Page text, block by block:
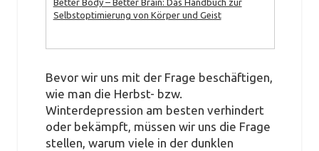
Selbstoptimierung von Körper und Geist
Bevor wir uns mit der Frage beschäftigen,
wie man die Herbst- bzw.
Winterdepression am besten verhindert
oder bekämpft, müssen wir uns die Frage
stellen, warum viele in der dunklen